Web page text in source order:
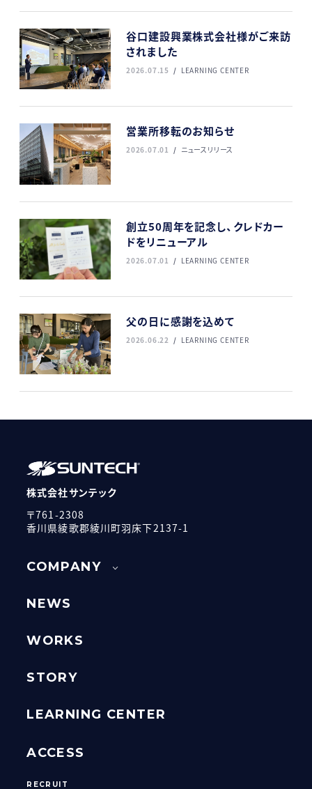
谷口建設興業株式会社様がご来訪
されました
2026.07.15 LEARNING CENTER
営業所移転のお知らせ
2026.07.01 ニュースリリース
創立50周年を記念し、クレドカー
ドをリニューアル
2026.07.01 LEARNING CENTER
父の日に感謝を込めて
2026.06.22 LEARNING CENTER
株式会社サンテック
〒761-2308
香川県綾歌郡綾川町羽床下2137-1
COMPANY
NEWS
WORKS
STORY
LEARNING CENTER
ACCESS